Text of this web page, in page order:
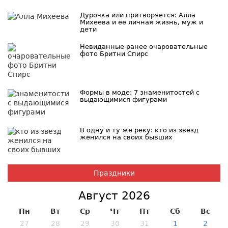
Дурочка или притворяется: Алла
Михеева и ее личная жизнь, муж и
дети
Невиданные ранее очаровательные
фото Бритни Спирс
Формы в моде: 7 знаменитостей с
выдающимися фигурами
В одну и ту же реку: кто из звезд
женился на своих бывших
Праздники
Август 2026
Пн Вт Ср Чт Пт Сб
Вс
27
28 29 30 31 1 2